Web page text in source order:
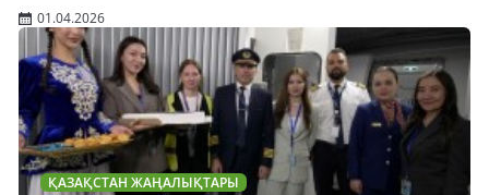
01.04.2026
ҚАЗАҚСТАН ЖАҢАЛЫҚТАРЫ